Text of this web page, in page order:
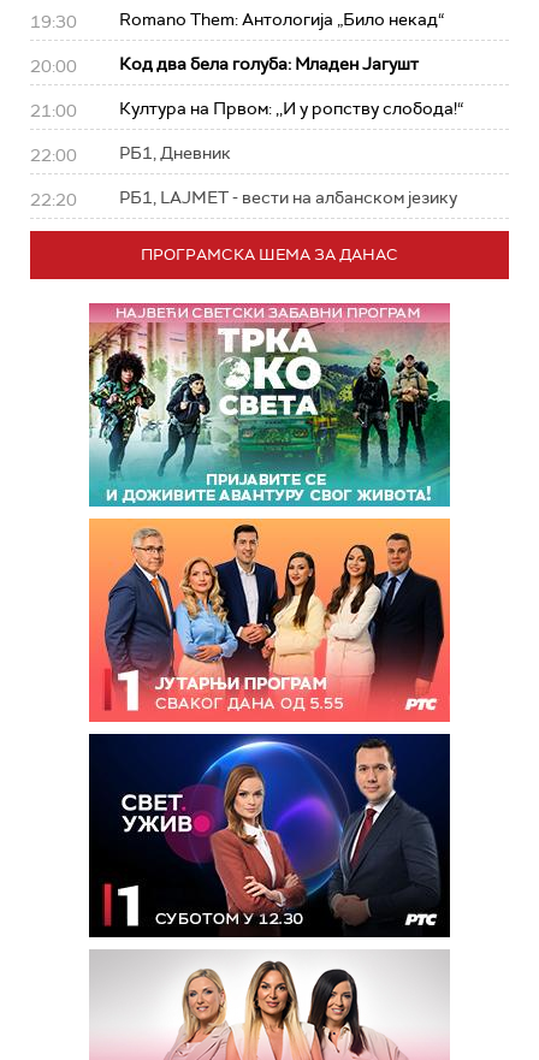
19:30 Romano Them: Антологија „Било некад“
20:00 Код два бела голуба: Младен Јагушт
21:00 Култура на Првом: ,,И у ропству слобода!“
22:00 РБ1, Дневник
22:20 РБ1, LAJMET - вести на албанском језику
ПРОГРАМСКА ШЕМА ЗА ДАНАС